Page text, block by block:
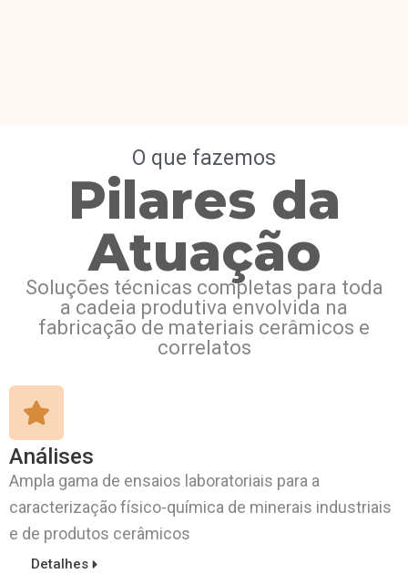
O que fazemos
Pilares da
Atuação
Soluções técnicas completas para toda
a cadeia produtiva envolvida na
fabricação de materiais cerâmicos e
correlatos
Análises
Ampla gama de ensaios laboratoriais para a
caracterização físico-química de minerais industriais
e de produtos cerâmicos
Detalhes